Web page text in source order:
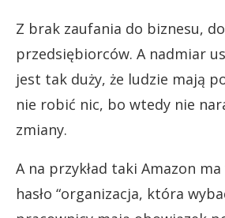
Z brak zaufania do biznesu, do
przedsiębiorców. A nadmiar
jest tak duży, że ludzie mają
nie robić nic, bo wtedy nie
zmiany.
A na przykład taki Amazon
hasło “organizacja, która